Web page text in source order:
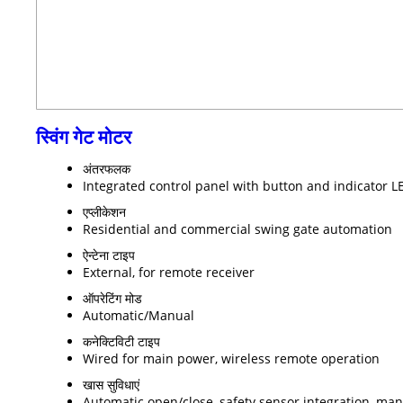
स्विंग गेट मोटर
अंतरफलक
Integrated control panel with button and indicator
एप्लीकेशन
Residential and commercial swing gate automation
ऐन्टेना टाइप
External, for remote receiver
ऑपरेटिंग मोड
Automatic/Manual
कनेक्टिविटी टाइप
Wired for main power, wireless remote operation
खास सुविधाएं